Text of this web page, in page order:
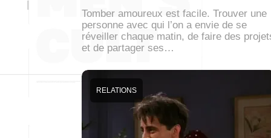
Tomber amoureux est facile. Trouver une
personne avec qui l’on a envie de se
réveiller chaque matin, de faire des
et de partager ses…
RELATIONS